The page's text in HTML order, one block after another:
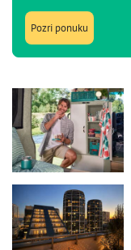
Pozri ponuku